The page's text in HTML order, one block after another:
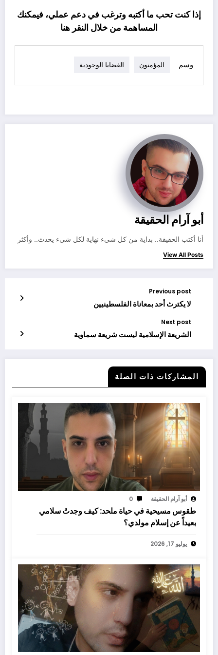
إذا كنت تحب ما أكتبه وترغب في دعم عملي، فيمكنك
المساهمة من خلال النقر هنا
وسم المؤمنون القضايا الوجودية
أبو آرام الحقيقة
أنا أكتب الحقيقة.. بداية من كل شيء نهاية لكل شيء يحدث.. وأكثر
View All Posts
Previous post
لا يكترث أحد بمعاناة الفلسطينيين
Next post
الشريعة الإسلامية ليست شريعة سماوية
المشاركات ذات الصلة
أبو آرام الحقيقة 0
طقوس مسيحية في حياة ملحد: كيف وجدتُ سلامي
بعيداً عن إسلام مولدي؟
يوليو 17, 2026